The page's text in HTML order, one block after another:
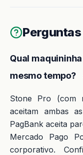
Qual
mesmo tempo?
Stone Pro (com
aceitam ambas
PagBank aceita
Mercado Pago
corporativo.